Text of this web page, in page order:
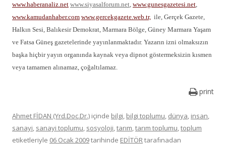
www.haberanaliz.net www.siyasalforum.net, www.gunesgazetesi.net,
www.kamudanhaber.com www.gercekgazete.web.tr, ile, Gerçek Gazete,
Halkın Sesi, Balıkesir Demokrat, Marmara Bölge, Güney Marmara Yaşam
ve Fatsa Güneş gazetelerinde yayınlanmaktadır. Yazarın izni olmaksızın
başka hiçbir yayın organında kaynak veya dipnot göstermeksizin kısmen
veya tamamen alınamaz, çoğaltılamaz.
print
Ahmet FİDAN (Yrd.Doç.Dr.) içinde bilgi, bilgi toplumu, dünya, insan,
sanayi, sanayi toplumu, sosyoloji,tarım,tarım toplumu,toplum
etiketleriyle 06 Ocak 2009tarihinde EDİTÖRtarafınadan